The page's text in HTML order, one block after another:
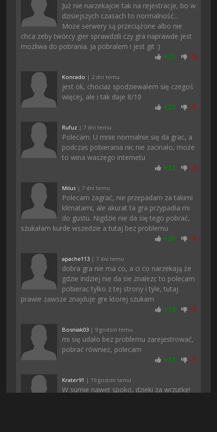
Już nie narzekajcie tak na rejestracje, bo w
dzisiejszych czasach to normalność...
Może serwery są przeciążone albo nie
chca zeby twórcy gier sprawdzili czy gra naprawde jest
mozliwa do pobrania. Ja pobralem i jest git :)
+25 -2
Konrado | 2 dni temu
jest ok, chociaż spodziewałem się czegoś
więcej, ale i tak daje 8/10
+23 -1
Rufuz | 7 dni temu
Polecam. U mnie normalnie się da grac, a
podczas pobierania nic nie zacinało, może
to wina waszego internetu
+21 -2
Milus | 7 dni temu
Polecam zagrać, nie przepadam za takimi
klimatami, ale akurat ta gra przypadła mi
do gustu. Nigdzie nie da się tego pobrać,
szukałam kurde wszedzie a tutaj bez problemu
+20 -1
apache113 | 7 dni temu
dobra gra nie ma co, a ci co narzekają że
gdzie indziej nie da sie znalezc to polecam
pobierac tylko z tej strony i tyle, tutaj
prawie zawsze znajduje gre ktorej szukam
+19 -1
Bosniak03 | 9 godzin temu
mi się udało bez problemu zarejestrować,
pobrać również, polecam
+18 -1
Krater91 | 19 godzin temu
W sumie nawet spoko, dzieki za wrzutke!